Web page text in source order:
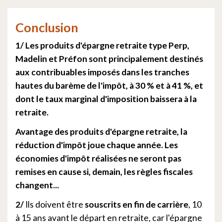
Conclusion
1/ Les produits d'épargne retraite type Perp,
Madelin et Préfon sont principalement destinés
aux contribuables imposés dans les tranches
hautes du barème de l'impôt, à 30 % et à 41 %, et
dont le taux marginal d'imposition baissera à la
retraite.
Avantage des produits d'épargne retraite, la
réduction d'impôt joue chaque année. Les
économies d'impôt réalisées ne seront pas
remises en cause si, demain, les règles fiscales
changent...
2/ Ils doivent être souscrits en fin de carrière, 10
à 15 ans avant le départ en retraite, car l'épargne